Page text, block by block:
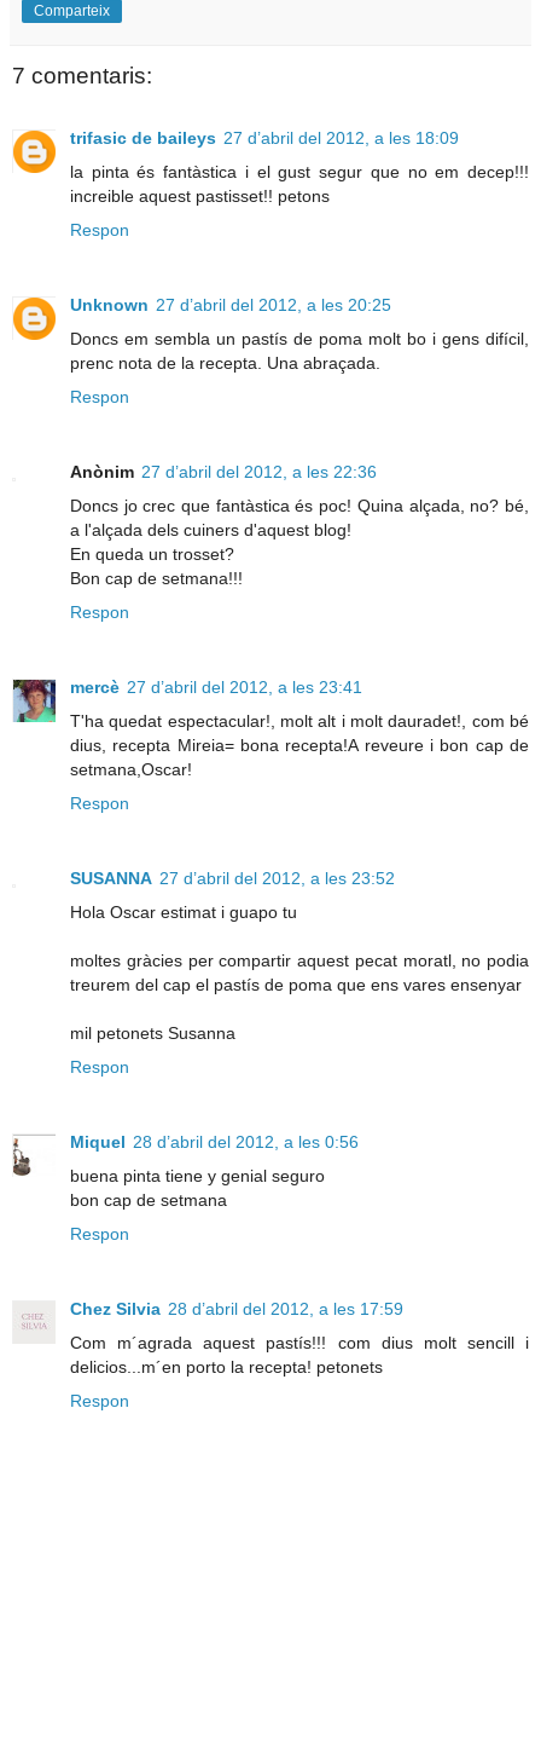
Comparteix
7 comentaris:
trifasic de baileys 27 d’abril del 2012, a les 18:09
la pinta és fantàstica i el gust segur que no em decep!!!
increible aquest pastisset!! petons
Respon
Unknown 27 d’abril del 2012, a les 20:25
Doncs em sembla un pastís de poma molt bo i gens difícil,
prenc nota de la recepta. Una abraçada.
Respon
Anònim 27 d’abril del 2012, a les 22:36
Doncs jo crec que fantàstica és poc! Quina alçada, no? bé,
a l'alçada dels cuiners d'aquest blog!
En queda un trosset?
Bon cap de setmana!!!
Respon
mercè 27 d’abril del 2012, a les 23:41
T'ha quedat espectacular!, molt alt i molt dauradet!, com bé
dius, recepta Mireia= bona recepta!A reveure i bon cap de
setmana,Oscar!
Respon
SUSANNA 27 d’abril del 2012, a les 23:52
Hola Oscar estimat i guapo tu
moltes gràcies per compartir aquest pecat moratl, no podia
treurem del cap el pastís de poma que ens vares ensenyar
mil petonets Susanna
Respon
Miquel 28 d’abril del 2012, a les 0:56
buena pinta tiene y genial seguro
bon cap de setmana
Respon
Chez Silvia 28 d’abril del 2012, a les 17:59
Com m´agrada aquest pastís!!! com dius molt sencill i
delicios...m´en porto la recepta! petonets
Respon